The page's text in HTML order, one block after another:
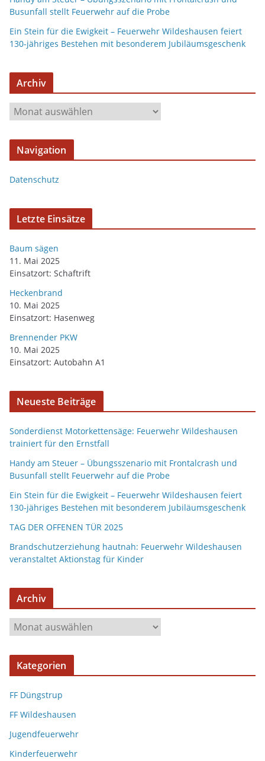
Busunfall stellt Feuerwehr auf die Probe
Ein Stein für die Ewigkeit – Feuerwehr Wildeshausen feiert
130-jähriges Bestehen mit besonderem Jubiläumsgeschenk
Archiv
r
c
v
Navigation
Datenschutz
Letzte Einsätze
Baum sägen
11. Mai 2025
Einsatzort: Schaftrift
Heckenbrand
10. Mai 2025
Einsatzort: Hasenweg
Brennender PKW
10. Mai 2025
Einsatzort: Autobahn A1
Neueste Beiträge
Sonderdienst Motorkettensäge: Feuerwehr Wildeshausen
trainiert für den Ernstfall
Handy am Steuer – Übungsszenario mit Frontalcrash und
Busunfall stellt Feuerwehr auf die Probe
Ein Stein für die Ewigkeit – Feuerwehr Wildeshausen feiert
130-jähriges Bestehen mit besonderem Jubiläumsgeschenk
TAG DER OFFENEN TÜR 2025
Brandschutzerziehung hautnah: Feuerwehr Wildeshausen
veranstaltet Aktionstag für Kinder
Archiv
r
c
v
Kategorien
FF Düngstrup
FF Wildeshausen
Jugendfeuerwehr
Kinderfeuerwehr